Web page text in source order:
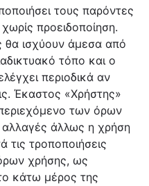
τους παρόντες
προειδοποίηση.
θα ισχύουν άμεσα από
τόπο και ο
περιοδικά αν
Έκαστος «Χρήστης»
των όρων
αλλαγές άλλως η χρήση
τις τροποποιήσεις
χρήσης, ως
κάτω μέρος της